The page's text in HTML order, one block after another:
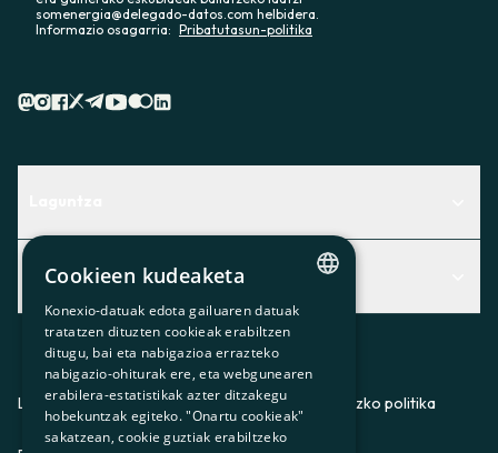
somenergia@delegado-datos.com helbidera.
Informazio osagarria: Pribatutasun-politika
Centro de Ayuda
Aurkitu zerbitzurik egokiena zuretzat
Contacto
Albisteak
Albisteak
Bazkideen txokoa
Prentsa
Gurekin lan egin
Lege-oharraPribatutasun-politikaCookieei buruzko politika
CATALAN
SPANISH
GL
BASQUE
Cookieen kudeaketa
Konexio-datuak edota gailuaren datuak
tratatzen dituzten cookieak erabiltzen
ditugu, bai eta nabigazioa errazteko
nabigazio-ohiturak ere, eta webgunearen
erabilera-estatistikak azter ditzakegu
hobekuntzak egiteko. "Onartu cookieak"
sakatzean, cookie guztiak erabiltzeko